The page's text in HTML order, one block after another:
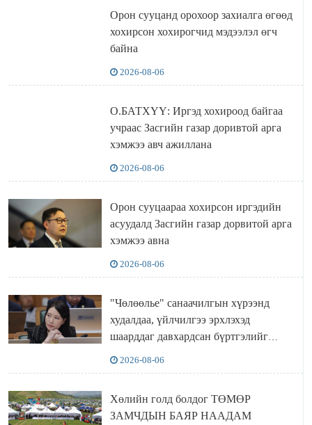
Орон сууцанд орохоор захиалга өгөөд
хохирсон хохирогчид мэдээлэл өгч
байна
2026-08-06
О.БАТХҮҮ: Иргэд хохироод байгаа
учраас Засгийн газар доривтой арга
хэмжээ авч ажиллана
2026-08-06
Орон сууцаараа хохирсон иргэдийн
асуудалд Засгийн газар дорвитой арга
хэмжээ авна
2026-08-06
"Чөлөөлье" санаачилгын хүрээнд
худалдаа, үйлчилгээ эрхлэхэд
шаарддаг давхардсан бүртгэлийг
2026-08-06
Хөлийн голд болдог ТӨМӨР
ЗАМЧДЫН БАЯР НААДАМ